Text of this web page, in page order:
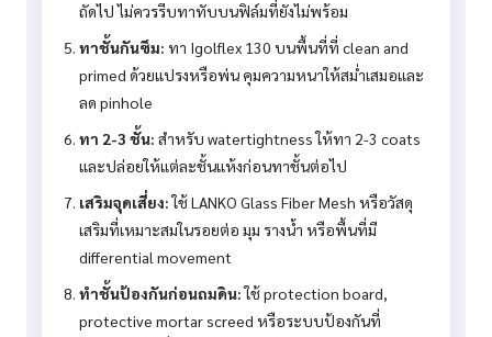
ถัดไป ไม่ควรรีบทาทับบนฟิล์มที่ยังไม่พร้อม
ทาชั้นกันซึม: ทา Igolflex 130 บนพื้นที่ที่ clean and
primed ด้วยแปรงหรือพ่น คุมความหนาให้สม่ำเสมอและ
ลด pinhole
ทา 2-3 ชั้น: สำหรับ watertightness ให้ทา 2-3 coats
และปล่อยให้แต่ละชั้นแห้งก่อนทาชั้นต่อไป
เสริมจุดเสี่ยง:ใช้ LANKO Glass Fiber Mesh หรือวัสดุ
เสริมที่เหมาะสมในรอยต่อ มุม รางน้ำ หรือพื้นที่มี
differential movement
ทำชั้นป้องกันก่อนถมดิน:ใช้ protection board,
protective mortar screed หรือระบบป้องกันที่